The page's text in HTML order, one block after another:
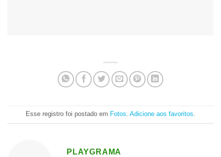
Esse registro foi postado em Fotos. Adicione aos favoritos.
PLAYGRAMA